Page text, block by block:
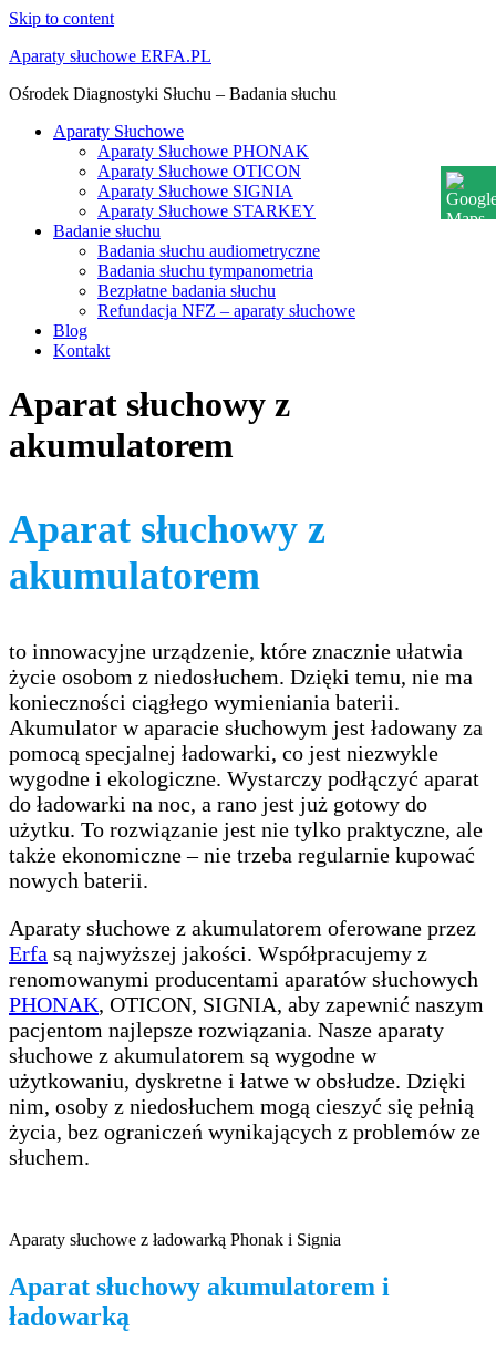
Skip to content
Aparaty słuchowe ERFA.PL
Ośrodek Diagnostyki Słuchu – Badania słuchu
Aparaty Słuchowe
Aparaty Słuchowe PHONAK
Aparaty Słuchowe OTICON
Aparaty Słuchowe SIGNIA
Aparaty Słuchowe STARKEY
Badanie słuchu
Badania słuchu audiometryczne
Badania słuchu tympanometria
Bezpłatne badania słuchu
Refundacja NFZ – aparaty słuchowe
Blog
Kontakt
Aparat słuchowy z
akumulatorem
Aparat słuchowy z
akumulatorem
to innowacyjne urządzenie, które znacznie ułatwia
życie osobom z niedosłuchem. Dzięki temu, nie ma
konieczności ciągłego wymieniania baterii.
Akumulator w aparacie słuchowym jest ładowany za
pomocą specjalnej ładowarki, co jest niezwykle
wygodne i ekologiczne. Wystarczy podłączyć aparat
do ładowarki na noc, a rano jest już gotowy do
użytku. To rozwiązanie jest nie tylko praktyczne, ale
także ekonomiczne – nie trzeba regularnie kupować
nowych baterii.
Aparaty słuchowe z akumulatorem oferowane przez
Erfa są najwyższej jakości. Współpracujemy z
renomowanymi producentami aparatów słuchowych
PHONAK, OTICON, SIGNIA, aby zapewnić naszym
pacjentom najlepsze rozwiązania. Nasze aparaty
słuchowe z akumulatorem są wygodne w
użytkowaniu, dyskretne i łatwe w obsłudze. Dzięki
nim, osoby z niedosłuchem mogą cieszyć się pełnią
życia, bez ograniczeń wynikających z problemów ze
słuchem.
Aparaty słuchowe z ładowarką Phonak i Signia
Aparat słuchowy akumulatorem i
ładowarką